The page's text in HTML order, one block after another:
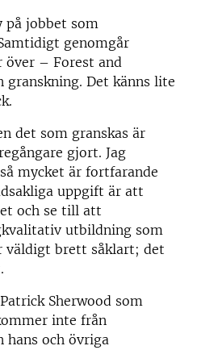
på jobbet som
genomgår
över – Forest and
granskning. Det känns lite
det som granskas är
gjort. Jag
mycket är fortfarande
uppgift är att
och se till att
utbildning som
väldigt brett såklart; det
Sherwood som
inte från
hans och övriga